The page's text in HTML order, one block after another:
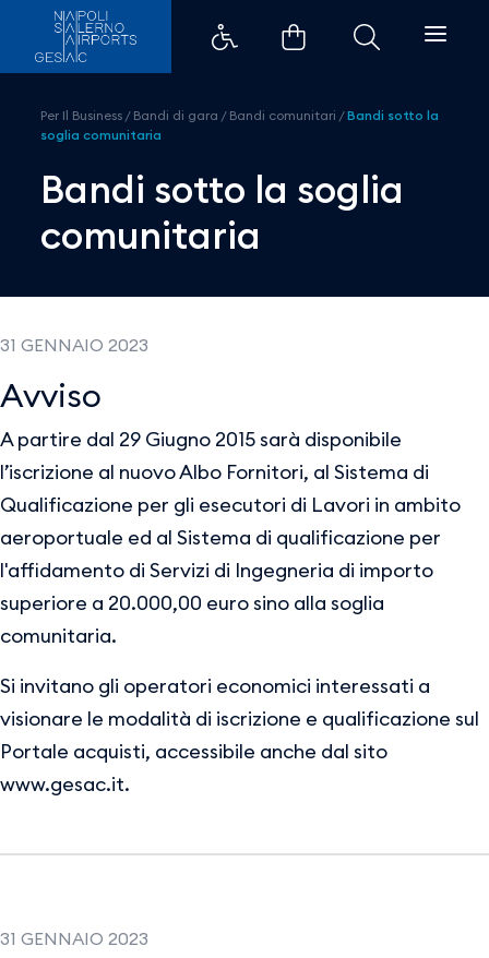
Bandi sotto la soglia
Per Il Business / Bandi di gara / Bandi comunitari /Bandi sotto la
soglia comunitaria
Bandi sotto la soglia
comunitaria
31 GENNAIO 2023
Avviso
A partire dal 29 Giugno 2015 sarà disponibile
l’iscrizione al nuovo Albo Fornitori, al Sistema di
Qualificazione per gli esecutori di Lavori in ambito
aeroportuale ed al Sistema di qualificazione per
l'affidamento di Servizi di Ingegneria di importo
superiore a 20.000,00 euro sino alla soglia
comunitaria.
Si invitano gli operatori economici interessati a
visionare le modalità di iscrizione e qualificazione sul
Portale acquisti, accessibile anche dal sito
www.gesac.it.
31 GENNAIO 2023